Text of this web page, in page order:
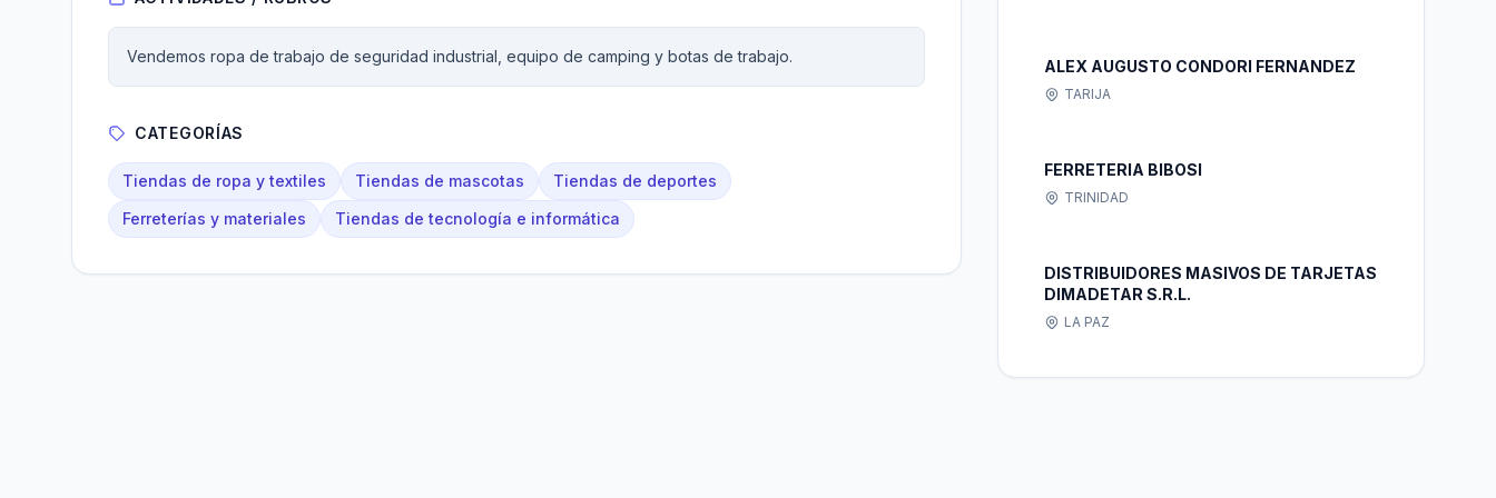
Vendemos ropa de trabajo de seguridad industrial, equipo de camping y botas de trabajo.
CATEGORÍAS
Tiendas de ropa y textiles Tiendas de mascotas
Tiendas de deportes
Ferreterías y materiales
Tiendas de tecnología e informática
ALEX AUGUSTO CONDORI FERNANDEZ
TARIJA
FERRETERIA BIBOSI
TRINIDAD
DISTRIBUIDORES MASIVOS DE TARJETAS
DIMADETAR S.R.L.
LA PAZ